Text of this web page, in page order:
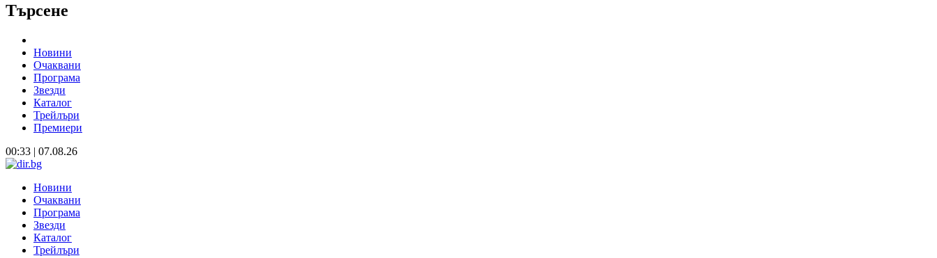
Търсене
Новини
Очаквани
Програма
Звезди
Каталог
Трейлъри
Премиери
00:33 | 07.08.26
Новини
Очаквани
Програма
Звезди
Каталог
Трейлъри